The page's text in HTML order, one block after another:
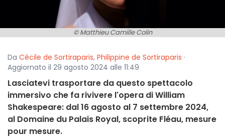
© Matthieu Camille Colin
Da Cécile de Sortiraparis, Philippine de Sortiraparis ·
Aggiornato il 29 agosto 2024 alle 11:49
Lasciatevi trasportare da questo spettacolo
immersivo che fa rivivere l'opera di William
Shakespeare: dal 16 agosto al 7 settembre 2024,
al Domaine du Palais Royal, scoprite Fléau, mesure
pour mesure.